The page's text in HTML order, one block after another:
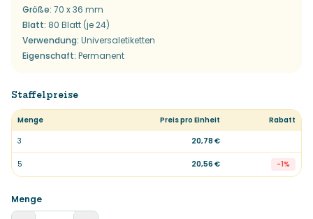
Größe: 70 x 36 mm
Blatt: 80 Blatt (je 24)
Verwendung: Universaletiketten
Eigenschaft: Permanent
Staffelpreise
Menge Preis pro Einheit
Rabatt
3
20,78 €
5 20,56 € -1%
Menge